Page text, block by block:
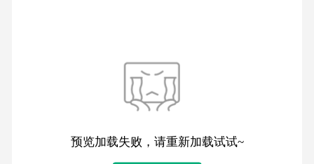
预览加载失败，请重新加载试试~